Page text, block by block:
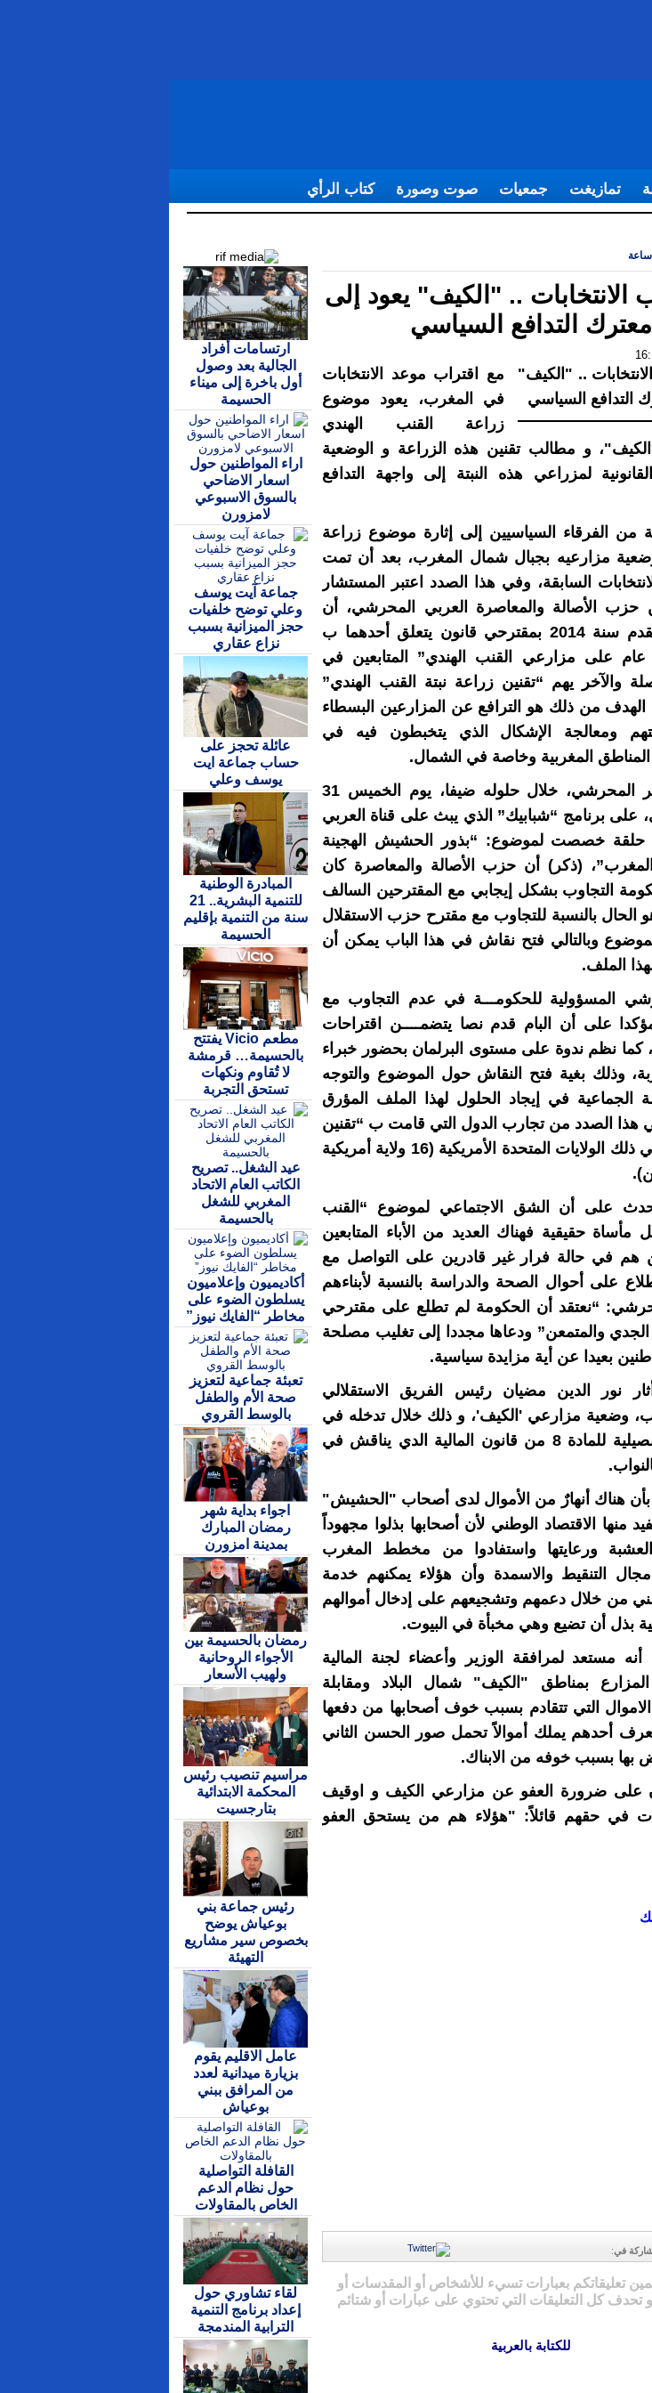
تمازيغت جمعيات صوت وصورة كتاب الرأي
الانتخابات .. "الكيف" يعود إلى
معترك التدافع السياسي
مع اقتراب موعد الانتخابات
في المغرب، يعود موضوع
زراعة القنب الهندي
و مطالب تقنين هذه الزراعة و الوضعية
لمزراعي هذه النبتة إلى واجهة التدافع
من الفرقاء السياسيين إلى إثارة موضوع زراعة
مزارعيه بجبال شمال المغرب، بعد أن تمت
السابقة، وفي هذا الصدد اعتبر المستشار
حزب الأصالة والمعاصرة العربي المحرشي، أن
البام عندما تقدم سنة 2014 بمقترحي قانون يتعلق أحدهما ب
على مزارعي القنب الهندي” المتابعين في
والآخر يهم “تقنين زراعة نبتة القنب الهندي”
الهدف من ذلك هو الترافع عن المزارعين البسطاء
ومعالجة الإشكال الذي يتخبطون فيه في
المغربية وخاصة في الشمال.
إلى ذلك، ذكر المحرشي، خلال حلوله ضيفا، يوم الخميس 31
على برنامج “شبابيك” الذي يبث على قناة العربي
حلقة خصصت لموضوع: “بذور الحشيش الهجينة
(ذكر) أن حزب الأصالة والمعاصرة كان
التجاوب بشكل إيجابي مع المقترحين السالف
الحال بالنسبة للتجاوب مع مقترح حزب الاستقلال
وبالتالي فتح نقاش في هذا الباب يمكن أن
الملف.
المسؤولية للحكومـــة في عدم التجاوب مع
على أن البام قدم نصا يتضمــــن اقتراحات
كما نظم ندوة على مستوى البرلمان بحضور خبراء
وذلك بغية فتح النقاش حول الموضوع والتوجه
الجماعية في إيجاد الحلول لهذا الملف المؤرق
هذا الصدد من تجارب الدول التي قامت ب “تقنين
الكيف” بما في ذلك الولايات المتحدة الأمريكية (16 ولاية أمريكية
على أن الشق الاجتماعي لموضوع “القنب
مأساة حقيقية فهناك العديد من الأباء المتابعين
هم في حالة فرار غير قادرين على التواصل مع
على أحوال الصحة والدراسة بالنسبة لأبناءهم
“نعتقد أن الحكومة لم تطلع على مقترحي
الجدي والمتمعن” ودعاها مجددا إلى تغليب مصلحة
بعيدا عن أية مزايدة سياسية.
نور الدين مضيان رئيس الفريق الاستقلالي
وضعية مزارعي 'الكيف'، و ذلك خلال تدخله في
المناقشة التفصيلية للمادة 8 من قانون المالية الدي يناقش في
هناك أنهارٌ من الأموال لدى أصحاب "الحشيش"
منها الاقتصاد الوطني لأن أصحابها بذلوا مجهوداً
ورعايتها واستفادوا من مخطط المغرب
التنقيط والاسمدة وأن هؤلاء يمكنهم خدمة
من خلال دعمهم وتشجيعهم على إدخال أموالهم
بذل أن تضيع وهي مخبأة في البيوت.
مستعد لمرافقة الوزير وأعضاء لجنة المالية
بمناطق "الكيف" شمال البلاد ومقابلة
التي تتقادم بسبب خوف أصحابها من دفعها
يعرف أحدهم يملك أموالاً تحمل صور الحسن الثاني
بها بسبب خوفه من الابناك.
على ضرورة العفو عن مزارعي الكيف و اوقيف
في حقهم قائلاً: "هؤلاء هم من يستحق العفو
في:
تعليقاتكم بعبارات تسيء للأشخاص أو المقدسات أو
و تحدف كل التعليقات التي تحتوي على عبارات أو شتائم
للكتابة بالعربية
ارتسامات أفراد
الجالية بعد وصول
أول باخرة إلى ميناء
الحسيمة
اراء المواطنين حول
اسعار الاضاحي
بالسوق الاسبوعي
لامزورن
جماعة آيت يوسف
وعلي توضح خلفيات
حجز الميزانية بسبب
نزاع عقاري
عائلة تحجز على
حساب جماعة ايت
يوسف وعلي
المبادرة الوطنية
للتنمية البشرية.. 21
سنة من التنمية بإقليم
الحسيمة
مطعم Vicio يفتتح
بالحسيمة… قرمشة
لا تُقاوم ونكهات
تستحق التجربة
عيد الشغل.. تصريح
الكاتب العام الاتحاد
المغربي للشغل
بالحسيمة
أكاديميون وإعلاميون
يسلطون الضوء على
مخاطر “الفايك نيوز”
تعبئة جماعية لتعزيز
صحة الأم والطفل
بالوسط القروي
اجواء بداية شهر
رمضان المبارك
بمدينة امزورن
رمضان بالحسيمة بين
الأجواء الروحانية
ولهيب الأسعار
مراسيم تنصيب رئيس
المحكمة الابتدائية
بتارجسيت
رئيس جماعة بني
بوعياش يوضح
بخصوص سير مشاريع
التهيئة
عامل الاقليم يقوم
بزيارة ميدانية لعدد
من المرافق ببني
بوعياش
القافلة التواصلية
حول نظام الدعم
الخاص بالمقاولات
لقاء تشاوري حول
إعداد برنامج التنمية
الترابية المندمجة